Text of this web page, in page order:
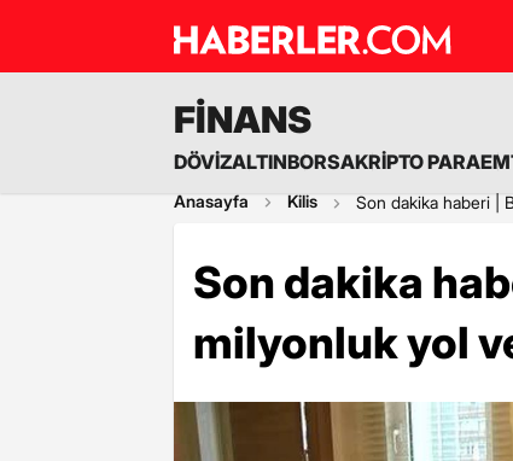
FİNANS
DÖVİZALTINBORSAKRİPTO PARA
Anasayfa Kilis Son dakika haberi |
Son dakika
milyonluk yol